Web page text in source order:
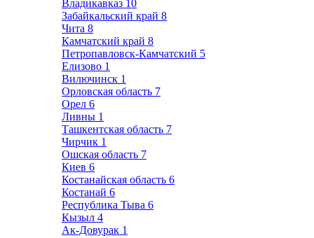
Владикавказ 10
Забайкальский край 8
Чита 8
Камчатский край 8
Петропавловск-Камчатский 5
Елизово 1
Вилючинск 1
Орловская область 7
Орел 6
Ливны 1
Ташкентская область 7
Чирчик 1
Ошская область 7
Киев 6
Костанайская область 6
Костанай 6
Республика Тыва 6
Кызыл 4
Ак-Довурак 1